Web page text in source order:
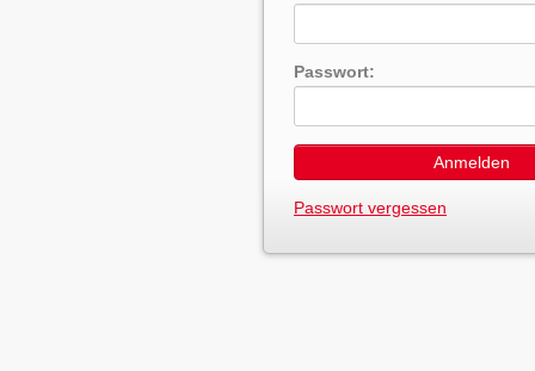
Passwort:
Anmelden
Passwort vergessen